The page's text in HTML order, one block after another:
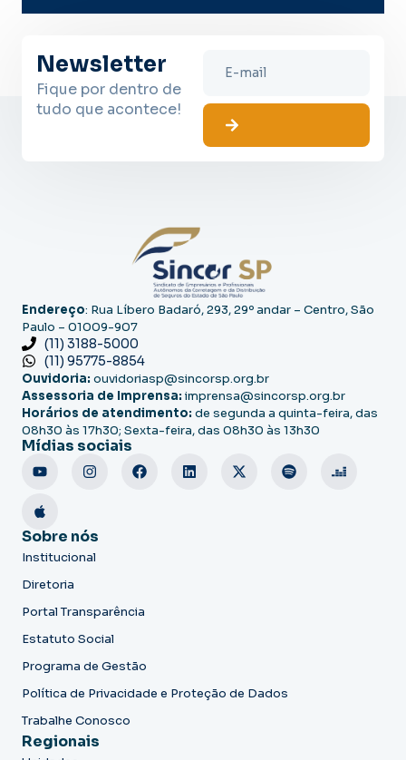
Newsletter
Fique por dentro de
tudo que acontece!
Endereço: Rua Líbero Badaró, 293, 29º andar – Centro, São
Paulo – 01009-907
(11) 3188-5000
(11) 95775-8854
Ouvidoria: ouvidoriasp@sincorsp.org.br
Assessoria de Imprensa: imprensa@sincorsp.org.br
Horários de atendimento: de segunda a quinta-feira, das
08h30 às 17h30; Sexta-feira, das 08h30 às 13h30
Mídias sociais
Sobre nós
Institucional
Diretoria
Portal Transparência
Estatuto Social
Programa de Gestão
Política de Privacidade e Proteção de Dados
Trabalhe Conosco
Regionais